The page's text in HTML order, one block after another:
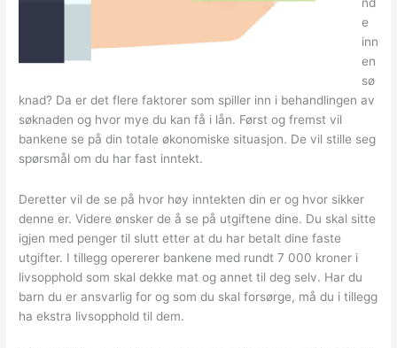
e
inn
en
sø
knad? Da er det flere faktorer som spiller inn i behandlingen av
søknaden og hvor mye du kan få i lån. Først og fremst vil
bankene se på din totale økonomiske situasjon. De vil stille seg
spørsmål om du har fast inntekt.
Deretter vil de se på hvor høy inntekten din er og hvor sikker
denne er. Videre ønsker de å se på utgiftene dine. Du skal sitte
igjen med penger til slutt etter at du har betalt dine faste
utgifter. I tillegg opererer bankene med rundt 7 000 kroner i
livsopphold som skal dekke mat og annet til deg selv. Har du
barn du er ansvarlig for og som du skal forsørge, må du i tillegg
ha ekstra livsopphold til dem.